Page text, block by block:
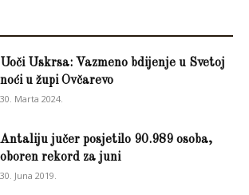
Uoči Uskrsa: Vazmeno bdijenje u Svetoj
noći u župi Ovčarevo
30. Marta 2024.
Antaliju jučer posjetilo 90.989 osoba,
oboren rekord za juni
30. Juna 2019.